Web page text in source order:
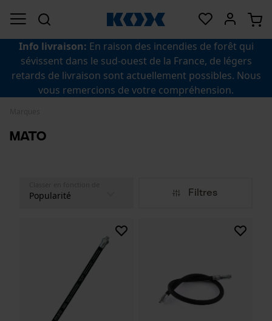
Info livraison: En raison des incendies de forêt qui
sévissent dans le sud-ouest de la France, de légers
retards de livraison sont actuellement possibles. Nous
vous remercions de votre compréhension.
Mato
Filtres